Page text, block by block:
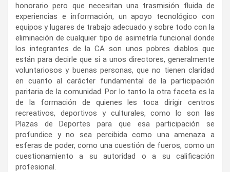
honorario pero que necesitan una trasmisión fluida de
experiencias e información, un apoyo tecnológico con
equipos y lugares de trabajo adecuado y sobre todo con la
eliminación de cualquier tipo de asimetría funcional donde
los integrantes de la CA son unos pobres diablos que
están para decirle que si a unos directores, generalmente
voluntariosos y buenas personas, que no tienen claridad
en cuanto al carácter fundamental de la participación
paritaria de la comunidad. Por lo tanto la otra faceta es la
de la formación de quienes les toca dirigir centros
recreativos, deportivos y culturales, como lo son las
Plazas de Deportes para que esa participación se
profundice y no sea percibida como una amenaza a
esferas de poder, como una cuestión de fueros, como un
cuestionamiento a su autoridad o a su calificación
profesional.